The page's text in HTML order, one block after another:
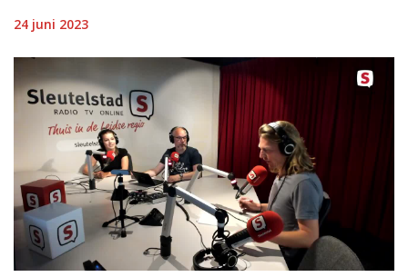
24 juni 2023